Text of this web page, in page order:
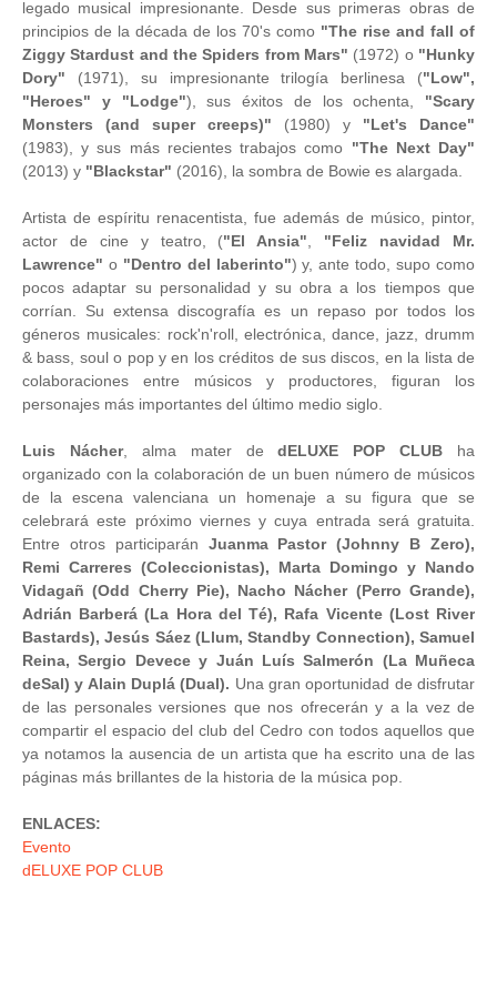
legado musical impresionante. Desde sus primeras obras de
principios de la década de los 70's como "The rise and fall of
Ziggy Stardust and the Spiders from Mars" (1972) o "Hunky
Dory" (1971), su impresionante trilogía berlinesa ("Low",
"Heroes" y "Lodge"), sus éxitos de los ochenta, "Scary
Monsters (and super creeps)" (1980) y "Let's Dance"
(1983), y sus más recientes trabajos como "The Next Day"
(2013) y "Blackstar" (2016), la sombra de Bowie es alargada.
Artista de espíritu renacentista, fue además de músico, pintor,
actor de cine y teatro, ("El Ansia", "Feliz navidad Mr.
Lawrence" o "Dentro del laberinto") y, ante todo, supo como
pocos adaptar su personalidad y su obra a los tiempos que
corrían. Su extensa discografía es un repaso por todos los
géneros musicales: rock'n'roll, electrónica, dance, jazz, drumm
& bass, soul o pop y en los créditos de sus discos, en la lista de
colaboraciones entre músicos y productores, figuran los
personajes más importantes del último medio siglo.
Luis Nácher, alma mater dedELUXE POP CLUB ha
organizado con la colaboración de un buen número de músicos
de la escena valenciana un homenaje a su figura que se
celebrará este próximo viernes y cuya entrada será gratuita.
Entre otros participarán Juanma Pastor (Johnny B Zero),
Remi Carreres (Coleccionistas), Marta Domingo y Nando
Vidagañ (Odd Cherry Pie), Nacho Nácher (Perro Grande),
Adrián Barberá (La Hora del Té), Rafa Vicente (Lost River
Bastards), Jesús Sáez (Llum, Standby Connection), Samuel
Reina, Sergio Devece y Juán Luís Salmerón (La Muñeca
deSal) y Alain Duplá (Dual). Una gran oportunidad de disfrutar
de las personales versiones que nos ofrecerán y a la vez de
compartir el espacio del club del Cedro con todos aquellos que
ya notamos la ausencia de un artista que ha escrito una de las
páginas más brillantes de la historia de la música pop.
ENLACES:
Evento
dELUXE POP CLUB